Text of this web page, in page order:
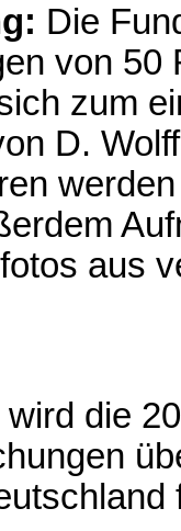
Die
von 50
zum
D.
aus
die